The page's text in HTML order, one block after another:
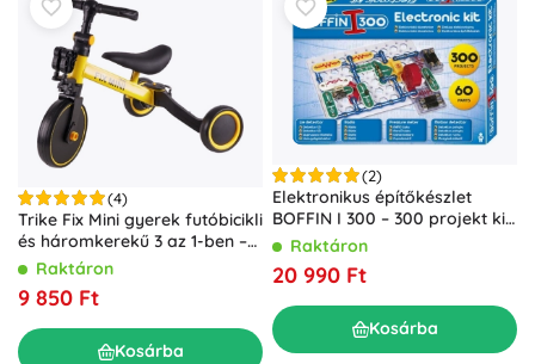
(4)
Trike Fix Mini gyerek futóbicikli
és háromkerekű 3 az 1-ben –
sárga
Raktáron
9 850 Ft
Kosárba
(2)
Elektronikus építőkészlet
BOFFIN I 300 – 300 projekt kis
elektronikusoknak
Raktáron
20 990 Ft
Kosárba